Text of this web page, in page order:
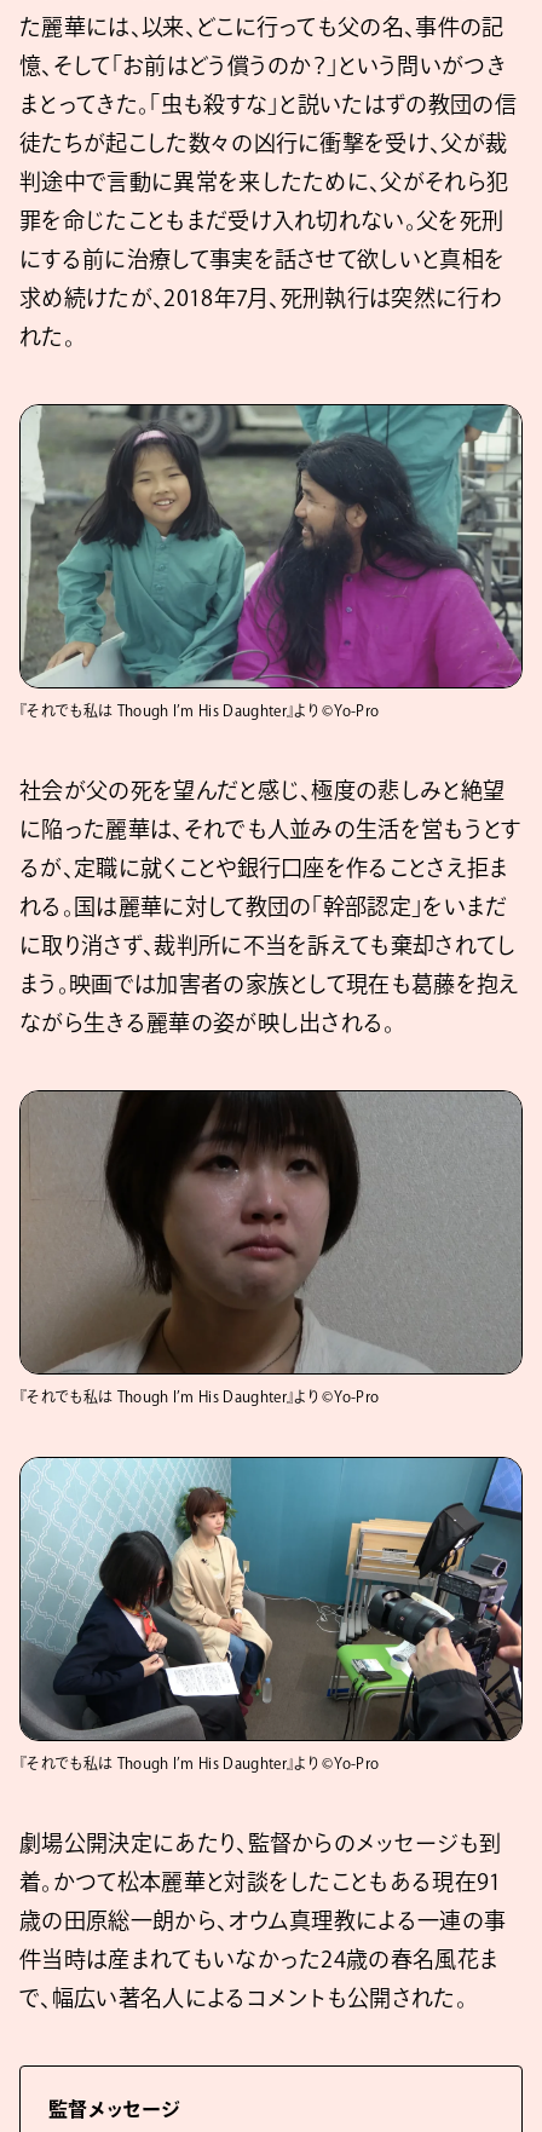
た麗華には、以来、どこに行っても父の名、事件の記
憶、そして「お前はどう償うのか？」という問いがつき
まとってきた。「虫も殺すな」と説いたはずの教団の信
徒たちが起こした数々の凶行に衝撃を受け、父が裁
判途中で言動に異常を来したために、父がそれら犯
罪を命じたこともまだ受け入れ切れない。父を死刑
にする前に治療して事実を話させて欲しいと真相を
求め続けたが、2018年7月、死刑執行は突然に行わ
れた。
『それでも私は Though I’m His Daughter』より ©Yo-Pro
社会が父の死を望んだと感じ、極度の悲しみと絶望
に陥った麗華は、それでも人並みの生活を営もうとす
るが、定職に就くことや銀行口座を作ることさえ拒ま
れる。国は麗華に対して教団の「幹部認定」をいまだ
に取り消さず、裁判所に不当を訴えても棄却されてし
まう。映画では加害者の家族として現在も葛藤を抱え
ながら生きる麗華の姿が映し出される。
『それでも私は Though I’m His Daughter』より ©Yo-Pro
『それでも私は Though I’m His Daughter』より ©Yo-Pro
劇場公開決定にあたり、監督からのメッセージも到
着。かつて松本麗華と対談をしたこともある現在91
歳の田原総一朗から、オウム真理教による一連の事
件当時は産まれてもいなかった24歳の春名風花ま
で、幅広い著名人によるコメントも公開された。
監督メッセージ